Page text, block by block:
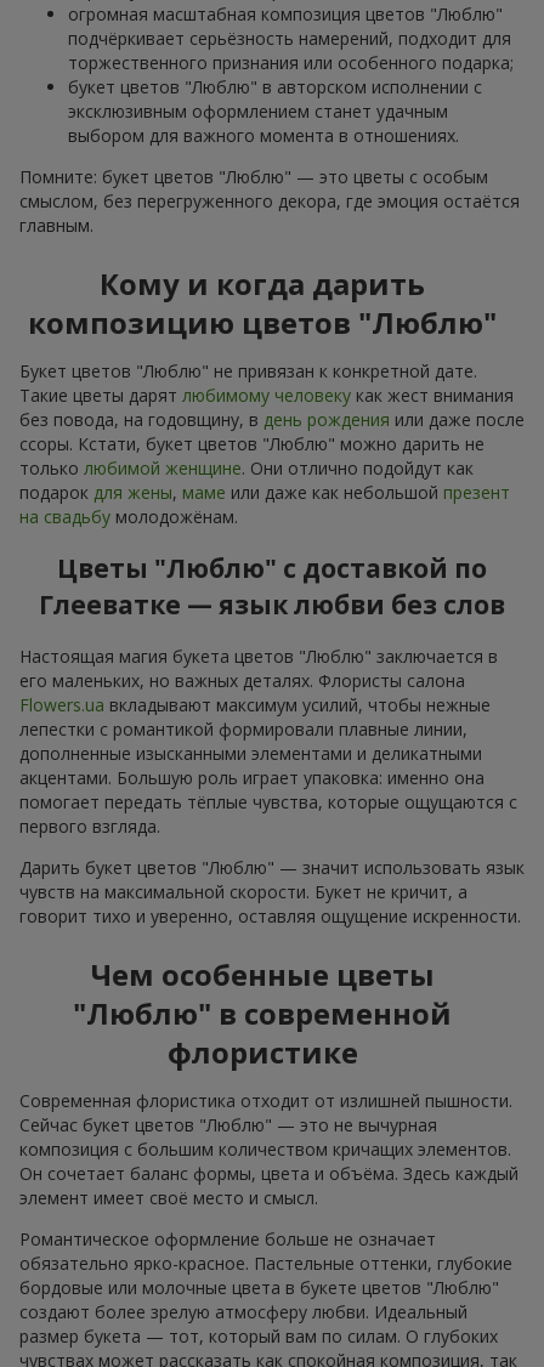
огромная масштабная композиция цветов "Люблю"
подчёркивает серьёзность намерений, подходит для
торжественного признания или особенного подарка;
букет цветов "Люблю" в авторском исполнении с
эксклюзивным оформлением станет удачным
выбором для важного момента в отношениях.
Помните: букет цветов "Люблю" — это цветы с особым
смыслом, без перегруженного декора, где эмоция остаётся
главным.
Кому и когда дарить
композицию цветов "Люблю"
Букет цветов "Люблю" не привязан к конкретной дате.
Такие цветы дарят любимому человеку как жест внимания
без повода, на годовщину, в день рождения или даже после
ссоры. Кстати, букет цветов "Люблю" можно дарить не
только любимой женщине. Они отлично подойдут как
подарок для жены, маме или даже как небольшой презент
на свадьбу молодожёнам.
Цветы "Люблю" с доставкой по
Глееватке — язык любви без слов
Настоящая магия букета цветов "Люблю" заключается в
его маленьких, но важных деталях. Флористы салона
Flowers.ua вкладывают максимум усилий, чтобы нежные
лепестки с романтикой формировали плавные линии,
дополненные изысканными элементами и деликатными
акцентами. Большую роль играет упаковка: именно она
помогает передать тёплые чувства, которые ощущаются с
первого взгляда.
Дарить букет цветов "Люблю" — значит использовать язык
чувств на максимальной скорости. Букет не кричит, а
говорит тихо и уверенно, оставляя ощущение искренности.
Чем особенные цветы
"Люблю" в современной
флористике
Современная флористика отходит от излишней пышности.
Сейчас букет цветов "Люблю" — это не вычурная
композиция с большим количеством кричащих элементов.
Он сочетает баланс формы, цвета и объёма. Здесь каждый
элемент имеет своё место и смысл.
Романтическое оформление больше не означает
обязательно ярко-красное. Пастельные оттенки, глубокие
бордовые или молочные цвета в букете цветов "Люблю"
создают более зрелую атмосферу любви. Идеальный
размер букета — тот, который вам по силам. О глубоких
чувствах может рассказать как спокойная композиция, так